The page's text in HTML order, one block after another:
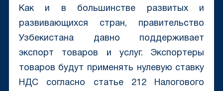
Как и в большинстве развитых и
развивающихся стран, правительство
Узбекистана давно поддерживает
экспорт товаров и услуг. Экспортеры
товаров будут применять нулевую ставку
НДС согласно статье 212 Налогового